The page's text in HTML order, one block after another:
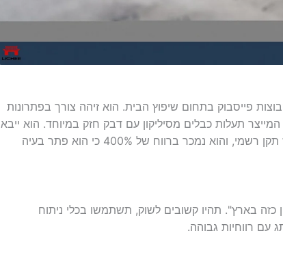
פייסבוק בתחום שיפוץ הבית. הוא זיהה צורך בפתרונות
תעלות כבלים מסיליקון עם דבק חזק במיוחד. הוא ייבא
סדרה ב-3 צבעים תחת מותג פרטי. המוצר היה קל מאוד, לא דרש תקן רשמי, והוא נמכר ברווח של 400% כי הוא פתר בעיה
כזה בארץ". תהיו קשובים לשוק, תשתמשו בכלי ניתוח
עם רווחיות גבוהה.